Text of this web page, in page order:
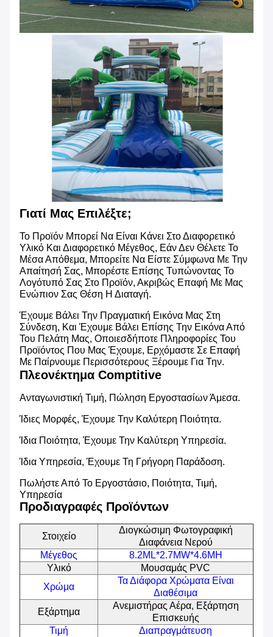
Γιατί Μας Επιλέξτε;
Το Προϊόν Μπορεί Να Είναι Κάνει Στο Διαφορετικό
Υλικό Και Διαφορετικό Μέγεθος, Εάν Δεν Θέλετε Το
Μέσα Απόθεμα, Μπορείτε Να Είστε Σύμφωνα Με Την
Απαίτησή Σας, Μπορέστε Επίσης Τυπώνοντας Το
Λογότυπό Σας Στο Προϊόν, Ακριβώς Επαφή Με Μας
Ενώπιον Σας Θέση Η Διαταγή.
Έχουμε Βάλει Την Πραγματική Εικόνα Μας Στη
Σύνδεση, Και Έχουμε Βάλει Επίσης Την Εικόνα Από
Του Πελάτη Μας, Οποιεσδήποτε Πληροφορίες Του
Προϊόντος Που Μας Έχουμε, Ερχόμαστε Σε Επαφή
Με Παίρνουμε Περισσότερους Ξέρουμε Για Την.
Πλεονέκτημα Comptitive
Ανταγωνιστική Τιμή, Πώληση Εργοστασίων Άμεσα.
Ίδιες Μορφές, Έχουμε Την Καλύτερη Ποιότητα.
Ίδια Ποιότητα, Έχουμε Την Καλύτερη Υπηρεσία.
Ίδια Υπηρεσία, Έχουμε Τη Γρήγορη Παράδοση.
Πωλήστε Από Το Εργοστάσιο, Ποιότητα, Τιμή,
Υπηρεσία
Προδιαγραφές Προϊόντων
Στοιχείο
Διογκώσιμη Φωτογραφική
Διαφάνεια Νερού
Μέγεθος
8.2ML*2.7MW*4.6MH
Υλικό
Μουσαμάς PVC
Χρώμα
Τα Διάφορα Χρώματα Είναι
Διαθέσιμα
Εξάρτημα
Ανεμιστήρας Αέρα, Εξάρτηση
Επισκευής
Τιμή
Διαπραγμάτευση